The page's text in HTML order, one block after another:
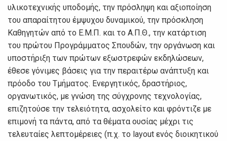
υλικοτεχνικής υποδομής, την πρόσληψη και αξιοποίηση
του απαραίτητου έμψυχου δυναμικού, την πρόσκληση
Καθηγητών από το Ε.Μ.Π. και το Α.Π.Θ., την κατάρτιση
του πρώτου Προγράμματος Σπουδών, την οργάνωση και
υποστήριξη των πρώτων εξωστρεφών εκδηλώσεων,
έθεσε γόνιμες βάσεις για την περαιτέρω ανάπτυξη και
πρόοδο του Τμήματος. Ενεργητικός, δραστήριος,
οργανωτικός, με γνώση της σύγχρονης τεχνολογίας,
επιζητούσε την τελειότητα, ασχολείτο και φρόντιζε με
επιμονή τα πάντα, από τα θέματα ουσίας μέχρι τις
τελευταίες λεπτομέρειες (π.χ. το layout ενός διοικητικού